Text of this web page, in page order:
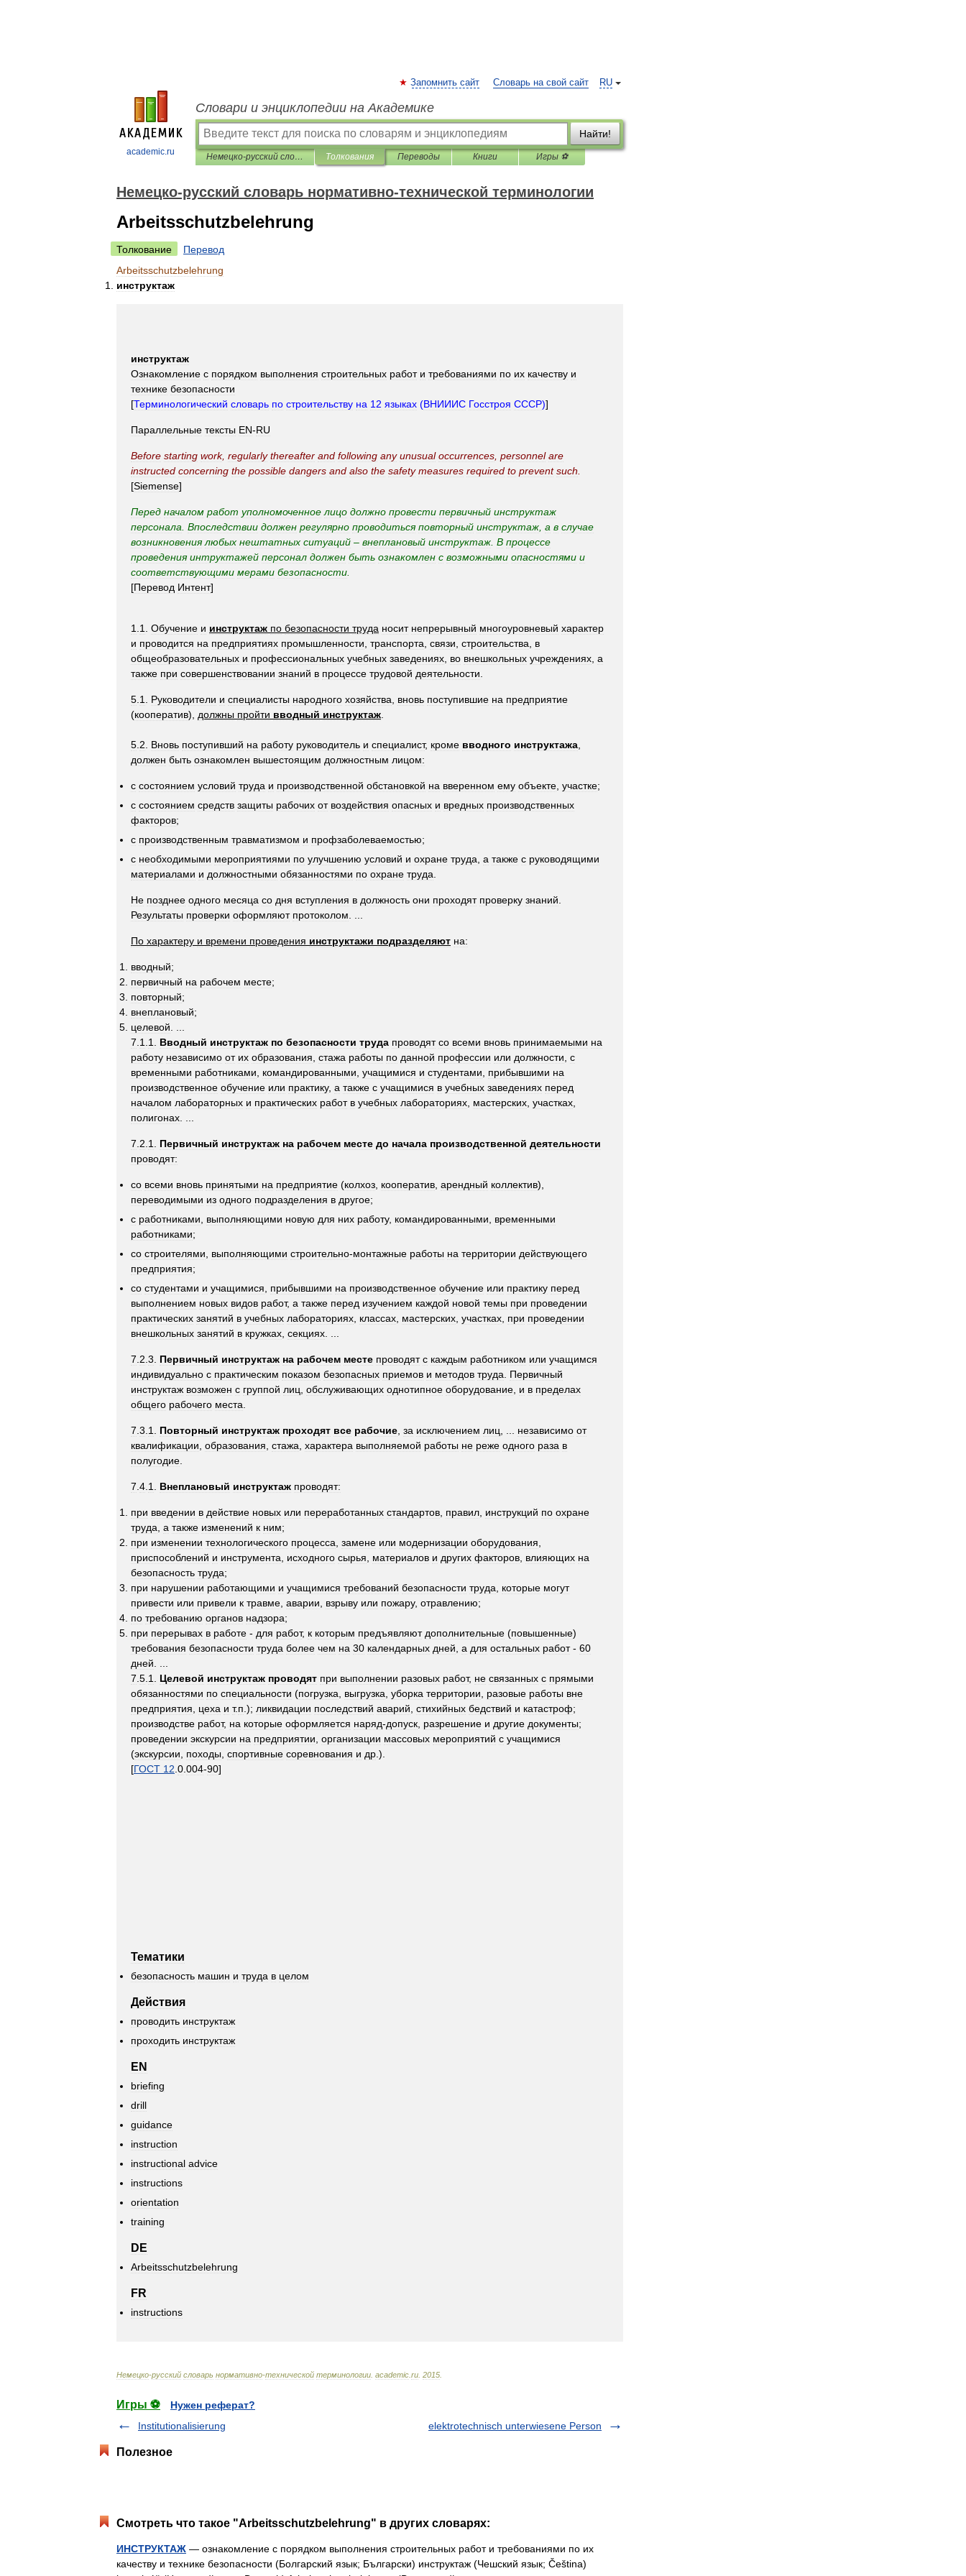
academic.ru
RU
Запомнить сайт Словарь на свой сайт
Словари и энциклопедии на Академике
Найти!
Немецко-русский словарь нормативно-технической терминологии Толкования Переводы Книги Игры ⚽
Немецко-русский словарь нормативно-технической терминологии
Arbeitsschutzbelehrung
Толкование
Перевод
Arbeitsschutzbelehrung
инструктаж
инструктаж
Ознакомление с порядком выполнения строительных работ и требованиями по их качеству и
технике безопасности
[Терминологический словарь по строительству на 12 языках (ВНИИИС Госстроя СССР)]
Параллельные тексты EN-RU
Before starting work, regularly thereafter and following any unusual occurrences personnel are
instructed concerning the possible dangers and also the safety measures required to prevent such
[Siemense]
Перед началом работ уполномоченное лицо должно провести первичный инструктаж
персонала Впоследствии должен регулярно проводиться повторный инструктаж а в случае
возникновения любых нештатных ситуаций – внеплановый инструктаж В процессе
проведения интруктажей персонал должен быть ознакомлен с возможными опасностями и
соответствующими мерами безопасности
[Перевод Интент]
1 1 Обучение и инструктаж по безопасности труда носит непрерывный многоуровневый характер
и проводится на предприятиях промышленности транспорта связи строительства
в
общеобразовательных и профессиональных учебных заведениях во внешкольных учреждениях а
также при совершенствовании знаний в процессе трудовой деятельности
5 1 Руководители и специалисты народного хозяйства вновь поступившие на предприятие
(кооператив), должны пройти вводный инструктаж
5 2 Вновь поступивший на работу руководитель и специалист, кроме вводного инструктажа
должен быть ознакомлен вышестоящим должностным лицом:
с состоянием условий труда и производственной обстановкой на вверенном ему объекте участке;
с состоянием средств защиты рабочих от воздействия опасных и вредных производственных
факторов;
с производственным травматизмом и профзаболеваемостью;
с необходимыми мероприятиями по улучшению условий и охране труда а также с руководящими
материалами и должностными обязанностями по охране труда
Не позднее одного месяца со дня вступления в должность они проходят проверку знаний
Результаты проверки оформляют протоколом
По характеру и времени проведения инструктажи подразделяют на:
вводный;
первичный на рабочем месте;
повторный;
внеплановый;
целевой
7 1 1 Вводный инструктаж по безопасности труда проводят со всеми вновь принимаемыми на
работу независимо от их образования стажа работы по данной профессии или должности с
временными работниками командированными учащимися и студентами прибывшими на
производственное обучение или практику, а также с учащимися в учебных заведениях перед
началом лабораторных и практических работ в учебных лабораториях мастерских участках
полигонах
7 2 1 Первичный инструктаж на рабочем месте до начала производственной деятельности
проводят:
со всеми вновь принятыми на предприятие (колхоз кооператив арендный коллектив),
переводимыми из одного подразделения в другое;
с работниками выполняющими новую для них работу, командированными
временными
работниками;
со строителями выполняющими строительно-монтажные работы на территории действующего
предприятия;
со студентами и учащимися прибывшими на производственное обучение или практику перед
выполнением новых видов работ, а также перед изучением каждой новой темы при проведении
практических занятий в учебных лабораториях классах мастерских участках при проведении
внешкольных занятий в кружках секциях
7 2 3 Первичный инструктаж на рабочем месте проводят с каждым работником или учащимся
индивидуально с практическим показом безопасных приемов и методов труда
Первичный
инструктаж возможен с группой лиц обслуживающих однотипное оборудование и в пределах
общего рабочего места
7 3 1 Повторный инструктаж проходят все рабочие за исключением лиц независимо от
квалификации образования стажа характера выполняемой работы не реже одного раза в
полугодие
7 4 1 Внеплановый инструктаж проводят:
при введении в действие новых или переработанных стандартов правил инструкций по охране
труда а также изменений к ним;
при изменении технологического процесса замене или модернизации оборудования
приспособлений и инструмента исходного сырья материалов и других факторов влияющих на
безопасность труда;
при нарушении работающими и учащимися требований безопасности труда которые могут
привести или привели к травме аварии взрыву или пожару, отравлению;
по требованию органов надзора;
при перерывах в работе - для работ, к которым предъявляют дополнительные (повышенные)
требования безопасности труда более чем на 30 календарных дней а для остальных работ- 60
дней
7 5 1 Целевой инструктаж проводят при выполнении разовых работ, не связанных с прямыми
обязанностями по специальности (погрузка выгрузка уборка территории разовые работы вне
предприятия
цеха и т.п .); ликвидации последствий аварий стихийных бедствий и катастроф;
производстве работ, на которые оформляется наряд-допуск разрешение и другие документы;
проведении экскурсии на предприятии организации массовых мероприятий с учащимися
(экскурсии походы спортивные соревнования и др .).
[ГОСТ 12 0 004-90]
Тематики
безопасность машин и труда в целом
Действия
проводить инструктаж
проходить инструктаж
EN
briefing
drill
guidance
instruction
instructional advice
instructions
orientation
training
DE
Arbeitsschutzbelehrung
FR
instructions
Немецко-русский словарь нормативно-технической терминологии academic ru 2015
Игры ⚽
Нужен реферат?
Institutionalisierung
elektrotechnisch unterwiesene Person
Полезное
Смотреть что такое "Arbeitsschutzbelehrung" в других словарях:
ИНСТРУКТАЖ — ознакомление с порядком выполнения строительных работ и требованиями по их
качеству и технике безопасности (Болгарский язык; Български) инструктаж (Чешский язык; Čeština)